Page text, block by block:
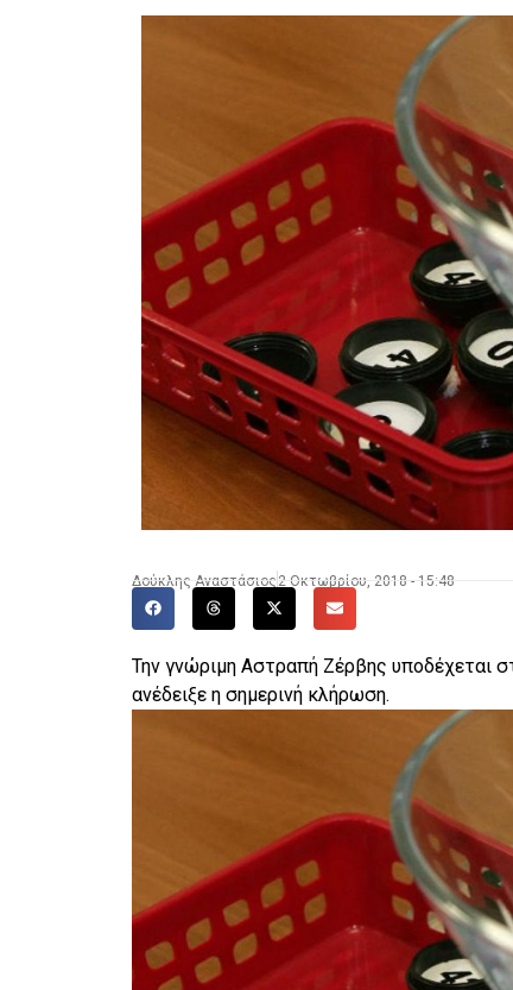
Δούκλης Αναστάσιος 2 Οκτωβρίου, 2018 - 15:48
Την γνώριμη Αστραπή Ζέρβης υποδέχεται
ανέδειξε η σημερινή κλήρωση.